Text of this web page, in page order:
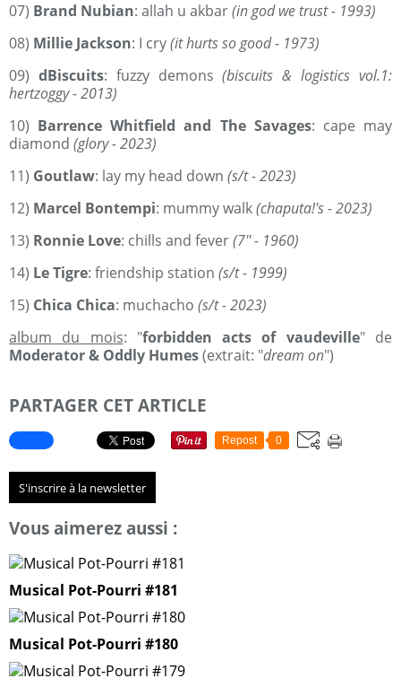
07) Brand Nubian: allah u akbar(in god we trust - 1993)
08) Millie Jackson: I cry(it hurts so good - 1973)
09) dBiscuits: fuzzy demons (biscuits & logistics vol.1:
hertzoggy - 2013)
10) Barrence Whitfield and The Savages: cape may
diamond (glory - 2023)
11) Goutlaw: lay my head down (s/t - 2023)
12) Marcel Bontempi: mummy walk(chaputa!'s - 2023)
13) Ronnie Love: chills and fever(7'' - 1960)
14) Le Tigre: friendship station (s/t - 1999)
15) Chica Chica: muchacho (s/t - 2023)
album du mois: "forbidden acts of vaudeville" de
Moderator & Oddly Humes(extrait: "dream on")
PARTAGER CET ARTICLE
Repost 0
S'inscrire à la newsletter
Vous aimerez aussi :
Musical Pot-Pourri #181
Musical Pot-Pourri #180